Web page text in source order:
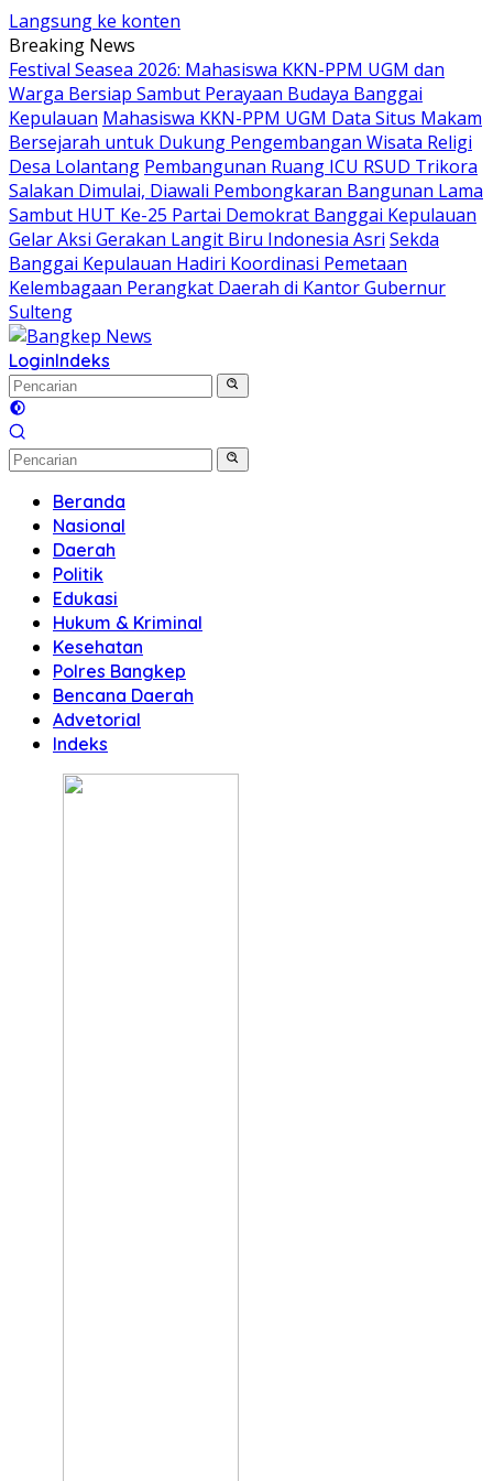
Langsung ke konten
Breaking News
Festival Seasea 2026: Mahasiswa KKN-PPM UGM dan
Warga Bersiap Sambut Perayaan Budaya Banggai
Kepulauan Mahasiswa KKN-PPM UGM Data Situs Makam
Bersejarah untuk Dukung Pengembangan Wisata Religi
Desa Lolantang Pembangunan Ruang ICU RSUD Trikora
Salakan Dimulai, Diawali Pembongkaran Bangunan Lama
Sambut HUT Ke-25 Partai Demokrat Banggai Kepulauan
Gelar Aksi Gerakan Langit Biru Indonesia Asri Sekda
Banggai Kepulauan Hadiri Koordinasi Pemetaan
Kelembagaan Perangkat Daerah di Kantor Gubernur
Sulteng
LoginIndeks
Beranda
Nasional
Daerah
Politik
Edukasi
Hukum & Kriminal
Kesehatan
Polres Bangkep
Bencana Daerah
Advetorial
Indeks